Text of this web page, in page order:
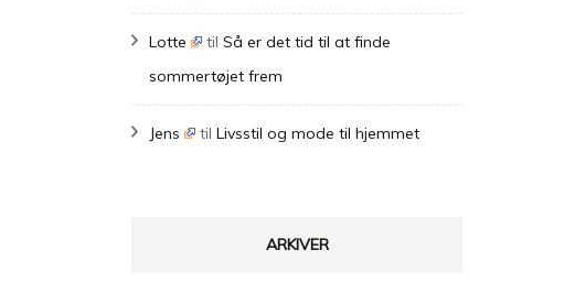
Lotte tilSå er det tid til at finde
sommertøjet frem
Jens tilLivsstil og mode til hjemmet
ARKIVER